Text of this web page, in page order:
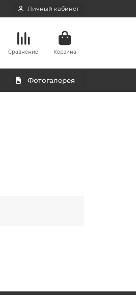
Личный кабинет
Сравнение Корзина
Фотогалерея